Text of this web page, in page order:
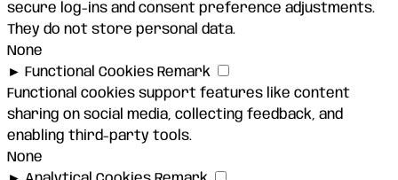
secure log-ins and consent preference adjustments.
They do not store personal data.
None
► Functional Cookies Remark
Functional cookies support features like content
sharing on social media, collecting feedback, and
enabling third-party tools.
None